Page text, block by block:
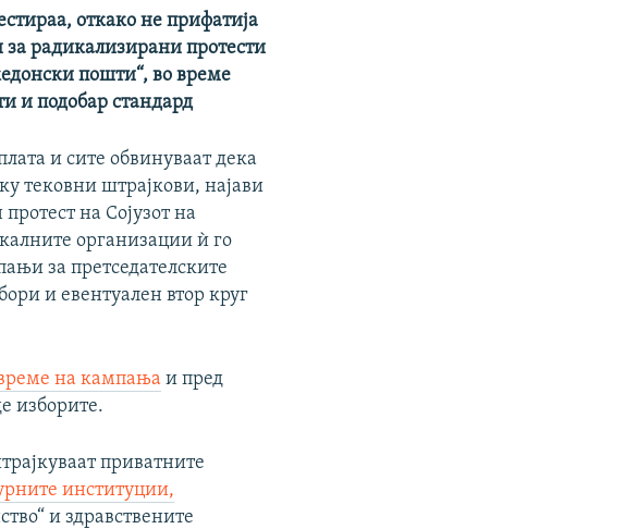
откако не прифатија
радикализирани протести
пошти“, во време
и подобар стандард
и сите обвинуваат дека
тековни штрајкови, најави
на Сојузот на
организации ѝ го
за претседателските
и евентуален втор круг
на кампања и пред
изборите.
приватните
институции,
и здравствените